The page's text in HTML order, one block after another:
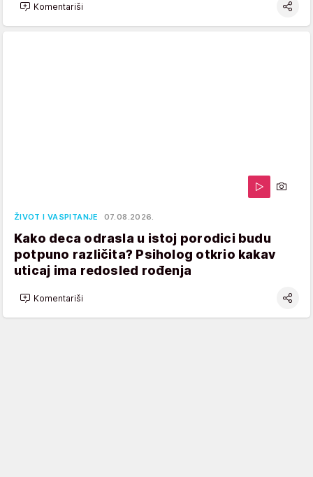
Komentariši
ŽIVOT I VASPITANJE 07.08.2026.
Kako deca odrasla u istoj porodici budu
potpuno različita? Psiholog otkrio kakav
uticaj ima redosled rođenja
Komentariši